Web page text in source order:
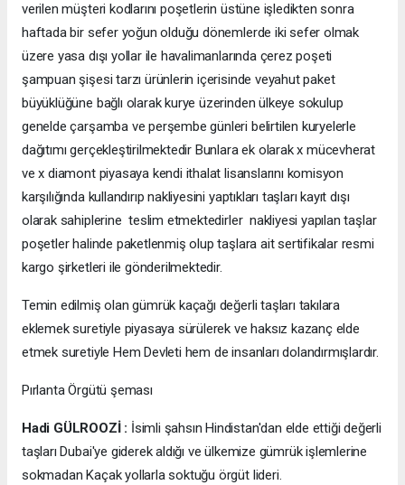
verilen müşteri kodlarını poşetlerin üstüne işledikten sonra
haftada bir sefer yoğun olduğu dönemlerde iki sefer olmak
üzere yasa dışı yollar ile havalimanlarında çerez poşeti
şampuan şişesi tarzı ürünlerin içerisinde veyahut paket
büyüklüğüne bağlı olarak kurye üzerinden ülkeye sokulup
genelde çarşamba ve perşembe günleri belirtilen kuryelerle
dağıtımı gerçekleştirilmektedir Bunlara ek olarak x mücevherat
ve x diamont piyasaya kendi ithalat lisanslarını komisyon
karşılığında kullandırıp nakliyesini yaptıkları taşları kayıt dışı
olarak sahiplerine teslim etmektedirler nakliyesi yapılan taşlar
poşetler halinde paketlenmiş olup taşlara ait sertifikalar resmi
kargo şirketleri ile gönderilmektedir.
Temin edilmiş olan gümrük kaçağı değerli taşları takılara
eklemek suretiyle piyasaya sürülerek ve haksız kazanç elde
etmek suretiyle Hem Devleti hem de insanları dolandırmışlardır.
Pırlanta Örgütü şeması
Hadi GÜLROOZİ : İsimli şahsın Hindistan'dan elde ettiği değerli
taşları Dubai'ye giderek aldığı ve ülkemize gümrük işlemlerine
sokmadan Kaçak yollarla soktuğu örgüt lideri.